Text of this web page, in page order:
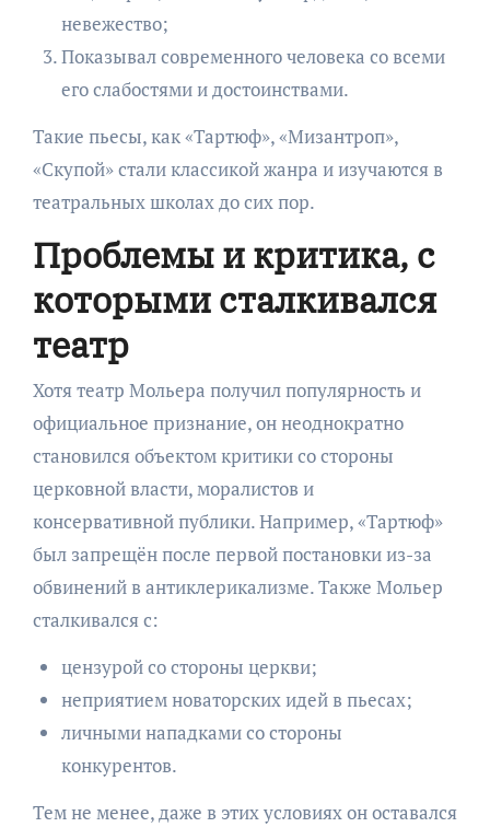
невежество;
Показывал современного человека со всеми
его слабостями и достоинствами.
Такие пьесы, как «Тартюф», «Мизантроп»,
«Скупой» стали классикой жанра и изучаются в
театральных школах до сих пор.
Проблемы и критика, с
которыми сталкивался
театр
Хотя театр Мольера получил популярность и
официальное признание, он неоднократно
становился объектом критики со стороны
церковной власти, моралистов и
консервативной публики. Например, «Тартюф»
был запрещён после первой постановки из-за
обвинений в антиклерикализме. Также Мольер
сталкивался с:
цензурой со стороны церкви;
неприятием новаторских идей в пьесах;
личными нападками со стороны
конкурентов.
Тем не менее, даже в этих условиях он оставался